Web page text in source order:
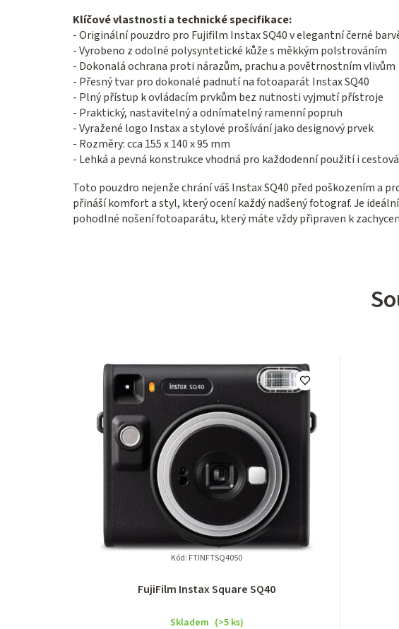
Klíčové vlastnosti a technické specifikace:
- Originální pouzdro pro Fujifilm Instax SQ40 v elegantní černé
- Vyrobeno z odolné polysyntetické kůže s měkkým polstrováním
- Dokonalá ochrana proti nárazům, prachu a povětrnostním vlivům
- Přesný tvar pro dokonalé padnutí na fotoaparát Instax SQ40
- Plný přístup k ovládacím prvkům bez nutnosti vyjmutí přístroje
- Praktický, nastavitelný a odnímatelný ramenní popruh
- Vyražené logo Instax a stylové prošívání jako designový prvek
- Rozměry: cca 155 x 140 x 95 mm
- Lehká a pevná konstrukce vhodná pro každodenní použití i
Toto pouzdro nejenže chrání váš Instax SQ40 před poškozením a
přináší komfort a styl, který ocení každý nadšený fotograf. Je
pohodlné nošení fotoaparátu, který máte vždy připraven k
FujiFilm Instax Square SQ40
Skladem (>5 ks)
Kód: FTINFTSQ4050